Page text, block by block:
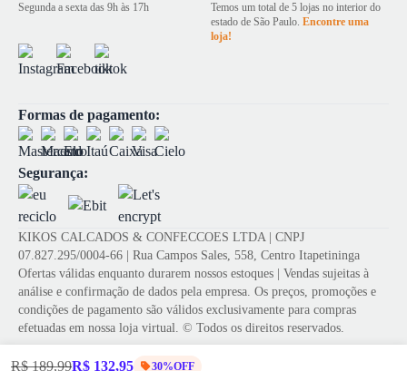
R$ 189,99R$ 132,95 30%OFF
Segunda a sexta das 9h às 17h
Temos um total de 5 lojas no interior do
estado de São Paulo. Encontre uma
loja!
Formas de pagamento:
Segurança:
KIKOS CALCADOS & CONFECCOES LTDA | CNPJ
07.827.295/0004-66 | Rua Campos Sales, 558, Centro Itapetininga
Ofertas válidas enquanto durarem nossos estoques | Vendas sujeitas à
análise e confirmação de dados pela empresa. Os preços, promoções e
condições de pagamento são válidos exclusivamente para compras
efetuadas em nossa loja virtual. © Todos os direitos reservados.